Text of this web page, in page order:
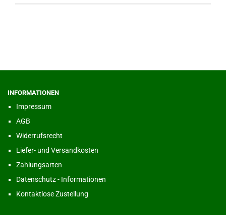
INFORMATIONEN
Impressum
AGB
Widerrufsrecht
Liefer- und Versandkosten
Zahlungsarten
Datenschutz - Informationen
Kontaktlose Zustellung